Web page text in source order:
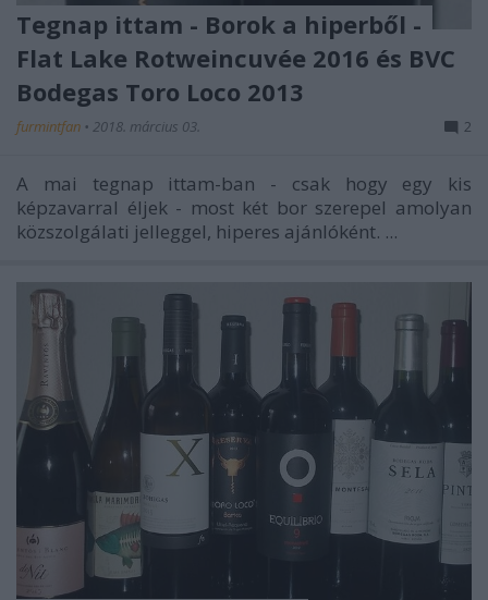
Tegnap ittam - Borok a hiperből -
Flat Lake Rotweincuvée 2016 és BVC
Bodegas Toro Loco 2013
furmintfan • 2018. március 03. 2
A mai tegnap ittam-ban - csak hogy egy kis
képzavarral éljek - most két bor szerepel amolyan
közszolgálati jelleggel, hiperes ajánlóként. ...